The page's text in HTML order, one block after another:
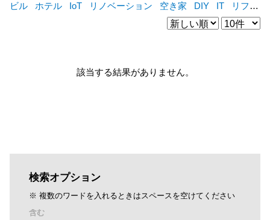
ビル
ホテル IoT リノベーション 空き家 DIY IT
リフォ
建売住宅 管理会社
集合住
三菱地所 賃貸借 公営住宅[+]
該当する結果がありません。
検索オプション
※ 複数のワードを入れるときはスペースを空けてください
含む